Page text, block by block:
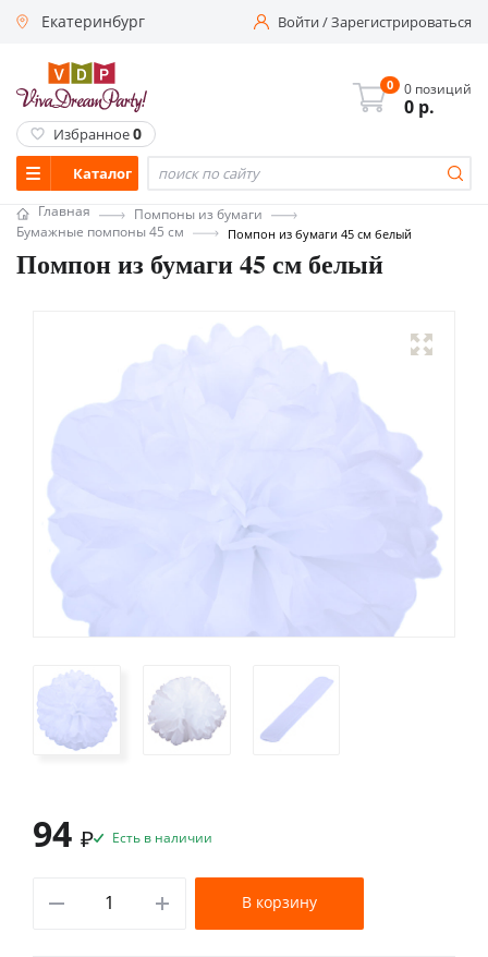
Екатеринбург Войти/Зарегистрироваться
Каталог
0 0 позиций
0 р.
Избранное0
Главная
Помпоны из бумаги
Бумажные помпоны 45 см
Помпон из бумаги 45 см белый
Помпон из бумаги 45 см белый
94 ₽ Есть в наличии
В корзину